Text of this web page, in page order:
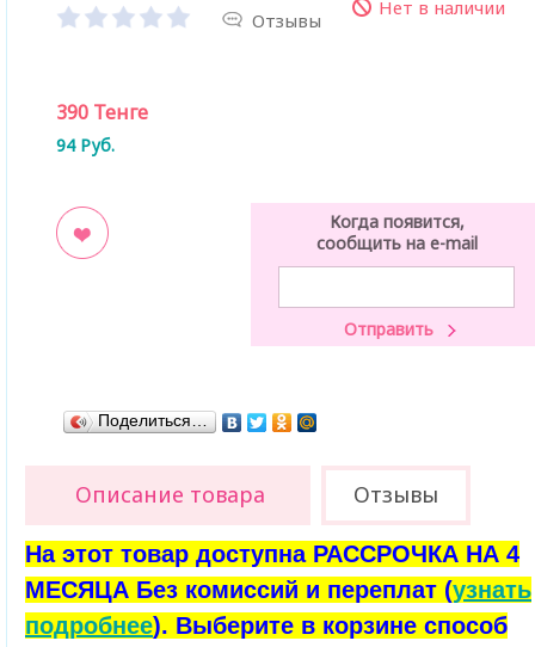
Отзывы
Нет в наличии
390 Тенге
94 Руб.
Когда появится,
сообщить на e-mail
Поделиться…
Описание товара Отзывы
На этот товар доступна РАССРОЧКА НА 4
МЕСЯЦА Без комиссий и переплат (узнать
подробнее). Выберите в корзине способ